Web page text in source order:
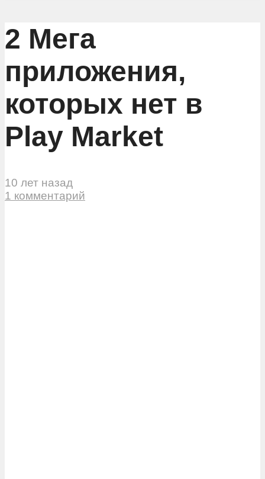
2 Мега
приложения,
которых нет в
Play Market
10 лет назад
1 комментарий